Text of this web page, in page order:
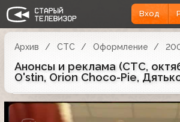
Вход
Архив СТС Оформление
Анонсы и реклама (СТС,
O'stin, Orion Choco-Pie,